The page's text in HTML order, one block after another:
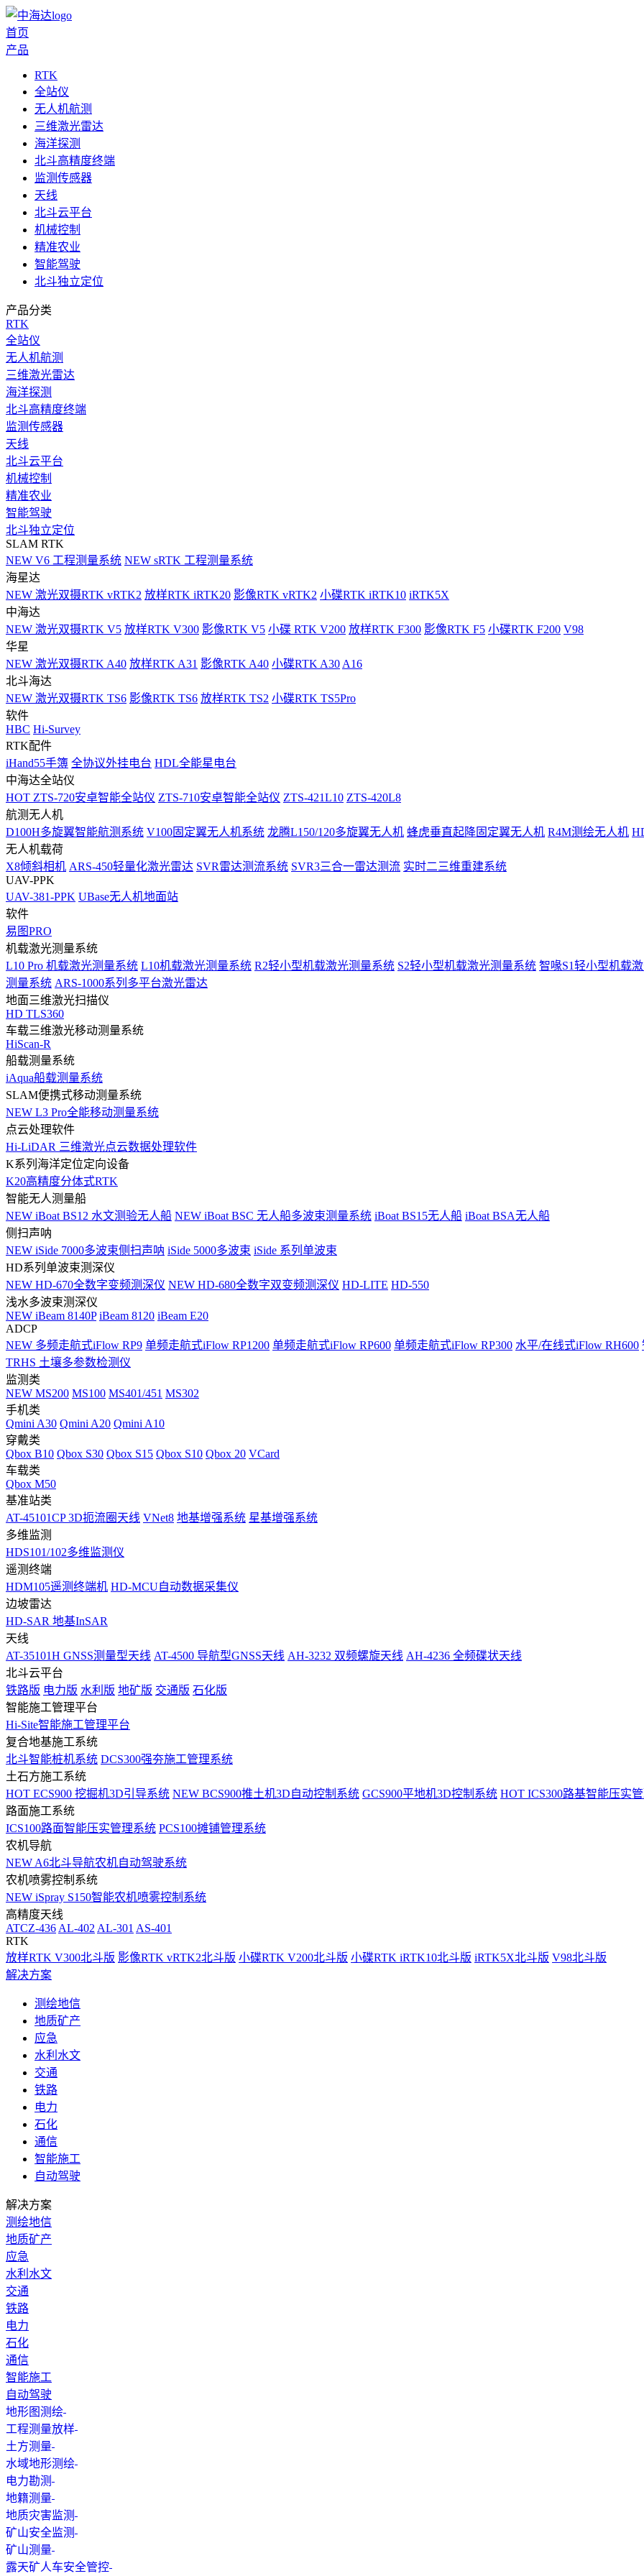
首页
产品
RTK
全站仪
无人机航测
三维激光雷达
海洋探测
北斗高精度终端
监测传感器
天线
北斗云平台
机械控制
精准农业
智能驾驶
北斗独立定位
产品分类
RTK
全站仪
无人机航测
三维激光雷达
海洋探测
北斗高精度终端
监测传感器
天线
北斗云平台
机械控制
精准农业
智能驾驶
北斗独立定位
SLAM RTK
NEW V6 工程测量系统 NEW sRTK 工程测量系统
海星达
NEW 激光双摄RTK vRTK2 放样RTK iRTK20 影像RTK vRTK2 小碟RTK iRTK10 iRTK5X
中海达
NEW 激光双摄RTK V5 放样RTK V300 影像RTK V5 小碟 RTK V200 放样RTK F300 影像RTK F5 小碟RTK F200 V98
华星
NEW 激光双摄RTK A40 放样RTK A31 影像RTK A40 小碟RTK A30 A16
北斗海达
NEW 激光双摄RTK TS6 影像RTK TS6 放样RTK TS2 小碟RTK TS5Pro
软件
HBC Hi-Survey
RTK配件
iHand55手簿 全协议外挂电台 HDL全能星电台
中海达全站仪
HOT ZTS-720安卓智能全站仪 ZTS-710安卓智能全站仪 ZTS-421L10 ZTS-420L8
航测无人机
D100H多旋翼智能航测系统 V100固定翼无人机系统 龙腾L150/120多旋翼无人机 蜂虎垂直起降固定翼无人机 R4M测绘无人机
无人机载荷
X8倾斜相机 ARS-450轻量化激光雷达 SVR雷达测流系统 SVR3三合一雷达测流 实时二三维重建系统
UAV-PPK
UAV-381-PPK UBase无人机地面站
软件
易图PRO
机载激光测量系统
L10 Pro 机载激光测量系统 L10机载激光测量系统 R2轻小型机载激光测量系统 S2轻小型机载激光测量系统 智喙S1轻小型机载
测量系统 ARS-1000系列多平台激光雷达
地面三维激光扫描仪
HD TLS360
车载三维激光移动测量系统
HiScan-R
船载测量系统
iAqua船载测量系统
SLAM便携式移动测量系统
NEW L3 Pro全能移动测量系统
点云处理软件
Hi-LiDAR 三维激光点云数据处理软件
K系列海洋定位定向设备
K20高精度分体式RTK
智能无人测量船
NEW iBoat BS12 水文测验无人船 NEW iBoat BSC 无人船多波束测量系统 iBoat BS15无人船 iBoat BSA无人船
侧扫声呐
NEW iSide 7000多波束侧扫声呐 iSide 5000多波束 iSide 系列单波束
HD系列单波束测深仪
NEW HD-670全数字变频测深仪 NEW HD-680全数字双变频测深仪 HD-LITE HD-550
浅水多波束测深仪
NEW iBeam 8140P iBeam 8120 iBeam E20
ADCP
NEW 多频走航式iFlow RP9 单频走航式iFlow RP1200 单频走航式iFlow RP600 单频走航式iFlow RP300 水平/在线式iFlow RH600
TRHS 土壤多参数检测仪
监测类
NEW MS200 MS100 MS401/451 MS302
手机类
Qmini A30 Qmini A20 Qmini A10
穿戴类
Qbox B10 Qbox S30 Qbox S15 Qbox S10 Qbox 20 VCard
车载类
Qbox M50
基准站类
AT-45101CP 3D扼流圈天线 VNet8 地基增强系统 星基增强系统
多维监测
HDS101/102多维监测仪
遥测终端
HDM105遥测终端机 HD-MCU自动数据采集仪
边坡雷达
HD-SAR 地基InSAR
天线
AT-35101H GNSS测量型天线 AT-4500 导航型GNSS天线 AH-3232 双频螺旋天线 AH-4236 全频碟状天线
北斗云平台
铁路版 电力版 水利版 地矿版 交通版 石化版
智能施工管理平台
Hi-Site智能施工管理平台
复合地基施工系统
北斗智能桩机系统 DCS300强夯施工管理系统
土石方施工系统
HOT ECS900 挖掘机3D引导系统 NEW BCS900推土机3D自动控制系统 GCS900平地机3D控制系统 HOT ICS300路基智能压实
路面施工系统
ICS100路面智能压实管理系统 PCS100摊铺管理系统
农机导航
NEW A6北斗导航农机自动驾驶系统
农机喷雾控制系统
NEW iSpray S150智能农机喷雾控制系统
高精度天线
ATCZ-436 AL-402 AL-301 AS-401
RTK
放样RTK V300北斗版 影像RTK vRTK2北斗版 小碟RTK V200北斗版 小碟RTK iRTK10北斗版 iRTK5X北斗版 V98北斗版
解决方案
测绘地信
地质矿产
应急
水利水文
交通
铁路
电力
石化
通信
智能施工
自动驾驶
解决方案
测绘地信
地质矿产
应急
水利水文
交通
铁路
电力
石化
通信
智能施工
自动驾驶
地形图测绘
工程测量放样
土方测量
水域地形测绘
电力勘测
地籍测量
地质灾害监测
矿山安全监测
矿山测量
露天矿人车安全管控